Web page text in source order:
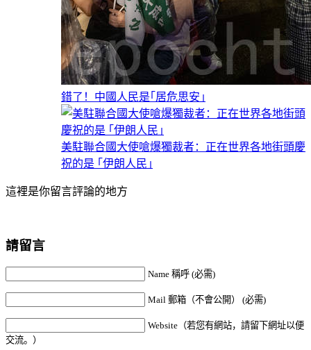
錯了！中國人民是｢居危思安｣
美駐聯合國大使嗆爆獨裁者：正在世界各地街頭慶
祝的是 ｢伊朗人民｣
這裡是你留言評論的地方
請留言
Name 稱呼 (必需)
Mail 郵箱（不會公開） (必需)
Website（若您有網站，請留下網址以便
交流。）